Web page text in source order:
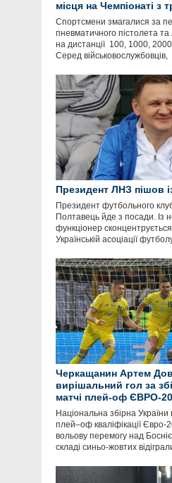
місця на Чемпіонаті з
Спортсмени змагалися за
пневматичного пістолета та
на дистанції 100, 1000,
Серед військовослужбовців,
Президент ЛНЗ пішов
Президент футбольного
Полтавець йде з посади. Із
функціонер
Українській асоціації
Черкащанин Артем
вирішальний гол за
матчі плей-оф ЄВРО-
Національна збірна
плей–оф кваліфікації Євро-
вольову перемогу над
складі синьо-жовтих